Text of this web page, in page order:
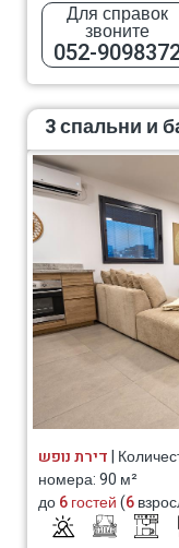
Для справок
звоните
052-
3 спальни и
דירת נופש|
номера: 90 м²
до6 гостей(6